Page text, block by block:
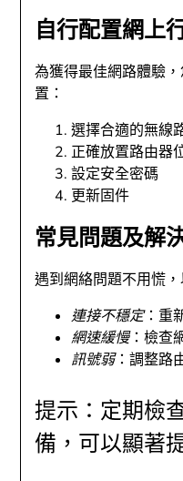
自行配置網上
為獲得最佳網路體驗
置：
選擇合適的無線
正確放置路由器
設定安全密碼
更新固件
常見問題及解
遇到網絡問題不用慌
連接不穩定：重
網速緩慢：檢查
訊號弱：調整路
提示：定期檢
備，可以顯著